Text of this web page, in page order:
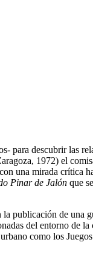
para descubrir las
1972) el
una mirada crítica
Pinar de Jalón que
publicación de una
del entorno de la
como los